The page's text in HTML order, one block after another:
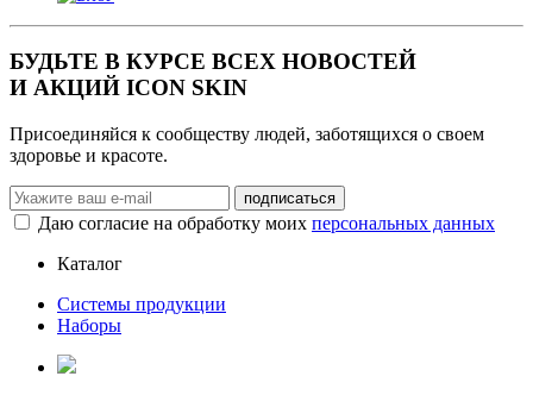
БУДЬТЕ В КУРСЕ ВСЕХ НОВОСТЕЙ
И АКЦИЙ ICON SKIN
Присоединяйся к сообществу людей, заботящихся о своем
здоровье и красоте.
Даю согласие на обработку моих персональных данных
Каталог
Системы продукции
Наборы